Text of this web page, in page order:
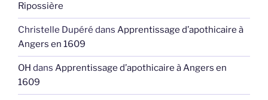
Ripossière
Christelle Dupéré dans Apprentissage d’apothicaire à
Angers en 1609
OH dans Apprentissage d’apothicaire à Angers en
1609